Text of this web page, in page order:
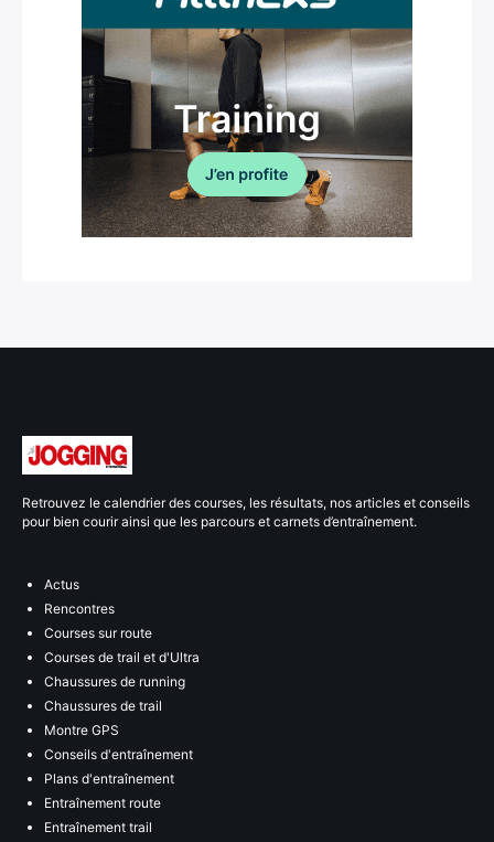
Retrouvez le calendrier des courses, les résultats, nos articles et conseils
pour bien courir ainsi que les parcours et carnets d’entraînement.
Actus
Rencontres
Courses sur route
Courses de trail et d'Ultra
Chaussures de running
Chaussures de trail
Montre GPS
Conseils d'entraînement
Plans d'entraînement
Entraînement route
Entraînement trail